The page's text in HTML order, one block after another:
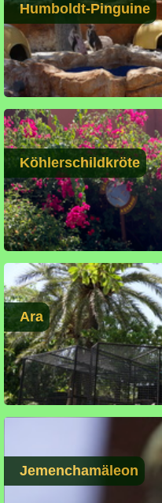
Humboldt-Pinguine
Köhlerschildkröte
Ara
Jemenchamäleon